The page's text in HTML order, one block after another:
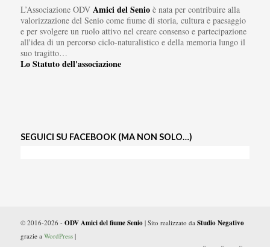
L’Associazione ODV Amici del Senioè nata per contribuire alla
valorizzazione del Senio come fiume di storia, cultura e paesaggio
e per svolgere un ruolo attivo nel creare consenso e partecipazione
all'idea di un percorso ciclo-naturalistico e della memoria lungo il
suo tragitto…
Lo Statuto dell'associazione
SEGUICI SU FACEBOOK (MA NON SOLO…)
© 2016-2026 - ODV Amici del fiume Senio| Sito realizzato da Studio Negativo
grazie a WordPress|